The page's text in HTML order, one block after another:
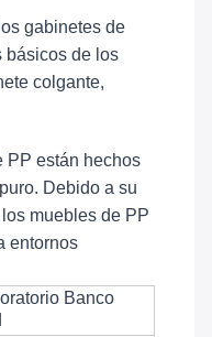
gabinetes de
básicos de los
colgante,
PP están hechos
Debido a su
muebles de PP
entornos
Banco